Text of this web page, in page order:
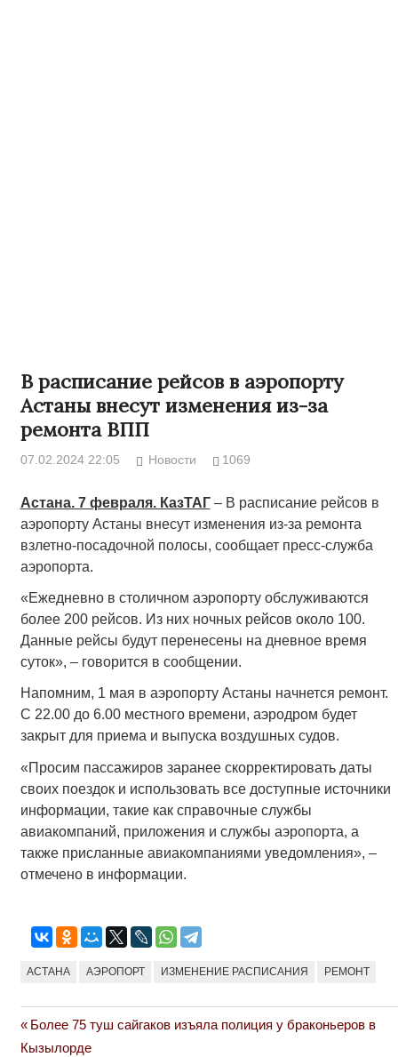
В расписание рейсов в аэропорту
Астаны внесут изменения из-за
ремонта ВПП
07.02.2024 22:05 Новости 1069
Астана. 7 февраля. КазТАГ– В расписание рейсов в
аэропорту Астаны внесут изменения из-за ремонта
взлетно-посадочной полосы, сообщает пресс-служба
аэропорта.
«Ежедневно в столичном аэропорту обслуживаются
более 200 рейсов. Из них ночных рейсов около 100.
Данные рейсы будут перенесены на дневное время
суток», – говорится в сообщении.
Напомним, 1 мая в аэропорту Астаны начнется ремонт.
С 22.00 до 6.00 местного времени, аэродром будет
закрыт для приема и выпуска воздушных судов.
«Просим пассажиров заранее скорректировать даты
своих поездок и использовать все доступные источники
информации, такие как справочные службы
авиакомпаний, приложения и службы аэропорта, а
также присланные авиакомпаниями уведомления», –
отмечено в информации.
АСТАНА АЭРОПОРТ ИЗМЕНЕНИЕ РАСПИСАНИЯ РЕМОНТ
Навигация
Previous
Post:
Более 75 туш сайгаков изъяла полиция у браконьеров в
Кызылорде